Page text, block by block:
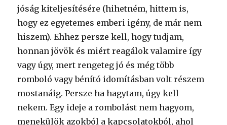
jóság kiteljesítésére (hihetném, hittem is,
hogy ez egyetemes emberi igény, de már nem
hiszem). Ehhez persze kell, hogy tudjam,
honnan jövök és miért reagálok valamire így
vagy úgy, mert rengeteg jó és még több
romboló vagy bénító idomításban volt részem
mostanáig. Persze ha hagytam, úgy kell
nekem. Egy ideje a rombolást nem hagyom,
menekülök azokból a kapcsolatokból, ahol